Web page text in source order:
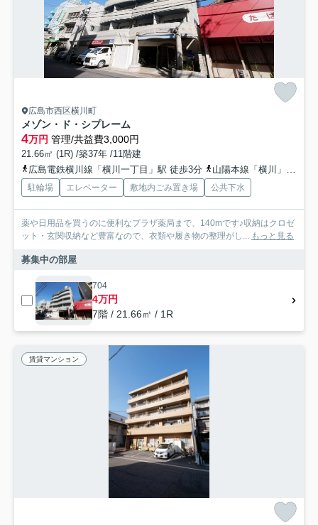
広島市西区横川町
メゾン・ド・シプレーム
4万円 管理/共益費3,000円
21.66㎡ (1R) /築37年 /11階建
広島電鉄横川線「横川一丁目」駅 徒歩3分
山陽本線「横川」駅 徒歩4分
駐輪場 エレベーター 敷地内ごみ置き場 公共下水
薬や日用品を買うのに便利なプラザ薬局まで、140mです♪収納はクロゼ
ット・玄関収納など豊富なので、衣類や履き物の整理がし... もっと見る
募集中の部屋
704
4万円
7階 / 21.66㎡ / 1R
賃貸マンション